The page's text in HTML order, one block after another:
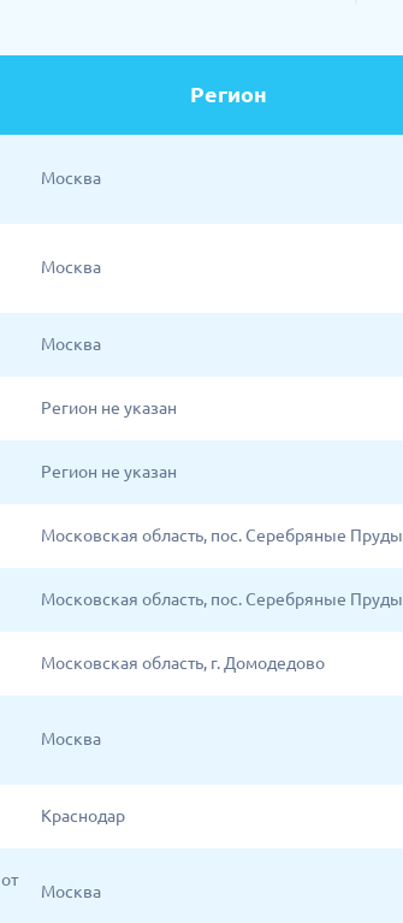
Регион
Москва
Москва
Москва
Регион не указан
Регион не указан
Московская область, пос. Серебряные Пруды
Московская область, пос. Серебряные Пруды
Московская область, г. Домодедово
Москва
Краснодар
Москва